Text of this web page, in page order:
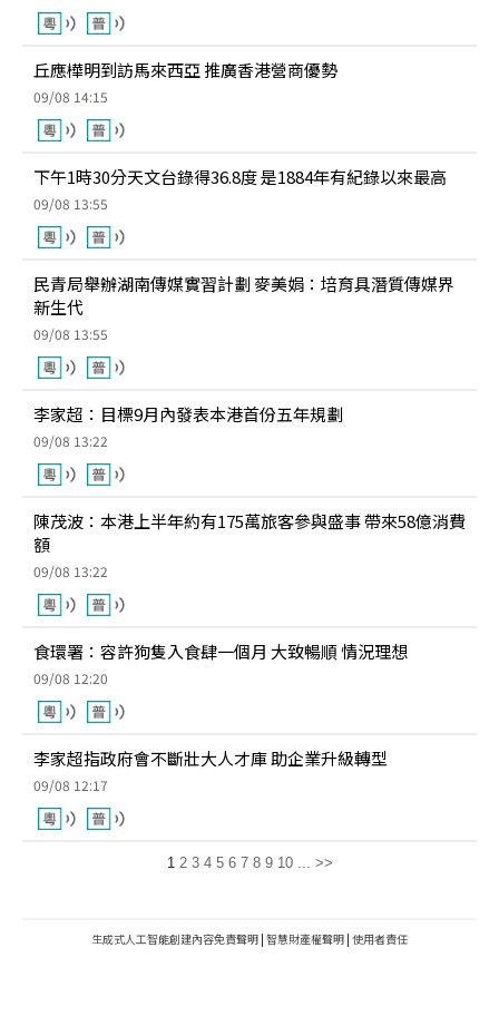
丘應樺明到訪馬來西亞 推廣香港營商優勢
09/08 14:15
下午1時30分天文台錄得36.8度 是1884年有紀錄以來最高
09/08 13:55
民青局舉辦湖南傳媒實習計劃 麥美娟：培育具潛質傳媒界
新生代
09/08 13:55
李家超：目標9月內發表本港首份五年規劃
09/08 13:22
陳茂波：本港上半年約有175萬旅客參與盛事 帶來58億消費
額
09/08 13:22
食環署：容許狗隻入食肆一個月 大致暢順 情況理想
09/08 12:20
李家超指政府會不斷壯大人才庫 助企業升級轉型
09/08 12:17
1 2 3 4 5 6 7 8 9 10 ... >>
生成式人工智能創建內容免責聲明 | 智慧財產權聲明 | 使用者責任